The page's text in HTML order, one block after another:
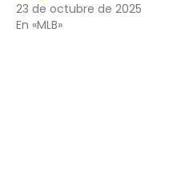
23 de octubre de 2025
En «MLB»